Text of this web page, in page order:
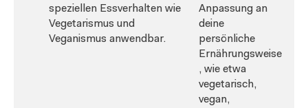
speziellen Essverhalten wie
Vegetarismus und
Veganismus anwendbar.
Anpassung an
deine
persönliche
Ernährungsweise
, wie etwa
vegetarisch,
vegan,